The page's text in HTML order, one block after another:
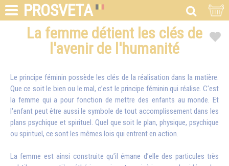
PROSVETA
La femme détient les clés de
l'avenir de l'humanité
Le principe féminin possède les clés de la réalisation dans la matière.
Que ce soit le bien ou le mal, c’est le principe féminin qui réalise. C'est
la femme qui a pour fonction de mettre des enfants au monde. Et
l'enfant peut être aussi le symbole de tout accomplissement dans les
plans psychique et spirituel. Quel que soit le plan, physique, psychique
ou spirituel, ce sont les mêmes lois qui entrent en action.
La femme est ainsi construite qu’il émane d’elle des particules très